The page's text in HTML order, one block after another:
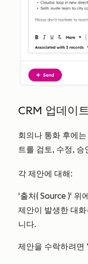
CRM 업데이
회의나 통화 후에
트를 검토, 수정,
각 제안에 대해:
'출처( Source )' 위
제안이 발생한 대
니다.
제안을 수락하려면 ‘